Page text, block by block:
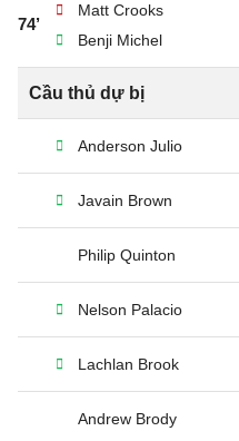
74’
Matt Crooks
Benji Michel
Cầu thủ dự bị
Anderson Julio
Javain Brown
Philip Quinton
Nelson Palacio
Lachlan Brook
Andrew Brody